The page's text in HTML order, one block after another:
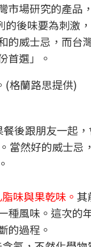
市場研究的產品
後味要為刺激
威士忌，而台
首選」。
(格蘭路思提供)
後跟朋友一起
當然好的威士
味與果乾味。 其
風味。這次的
的過程。